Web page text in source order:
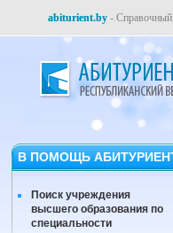
abiturient.by -
В ПОМОЩЬ
Поиск учреждения
высшего образования по
специальности